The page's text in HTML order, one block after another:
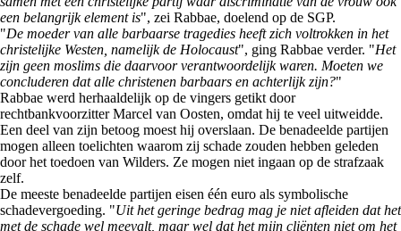
een belangrijk element is", zei Rabbae, doelend op de SGP.
"De moeder van alle barbaarse tragedies heeft zich voltrokken in het
christelijke Westen, namelijk de Holocaust", ging Rabbae verder. "Het
zijn geen moslims die daarvoor verantwoordelijk waren. Moeten we
concluderen dat alle christenen barbaars en achterlijk zijn?"
Rabbae werd herhaaldelijk op de vingers getikt door
rechtbankvoorzitter Marcel van Oosten, omdat hij te veel uitweidde.
Een deel van zijn betoog moest hij overslaan. De benadeelde partijen
mogen alleen toelichten waarom zij schade zouden hebben geleden
door het toedoen van Wilders. Ze mogen niet ingaan op de strafzaak
zelf.
De meeste benadeelde partijen eisen één euro als symbolische
schadevergoeding. "Uit het geringe bedrag mag je niet afleiden dat het
met de schade wel meevalt, maar wel dat het mijn cliënten niet om het